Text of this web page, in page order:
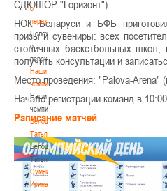
о
переходах
Положение
о
переходах
Наши
чемпионы
Наши
чемпионы
Белошапко
Татьяна
Белошапко
Татьяна
Сумникова
Ирина
СДЮШОР "Горизонт").
НОК Беларуси и БФБ
призы и сувениры: всех
столичных баскетбольных
получить консультации и
Место проведения: "Palova-Arena"
Начало регистрации команд в 10:00.
Раписание матчей